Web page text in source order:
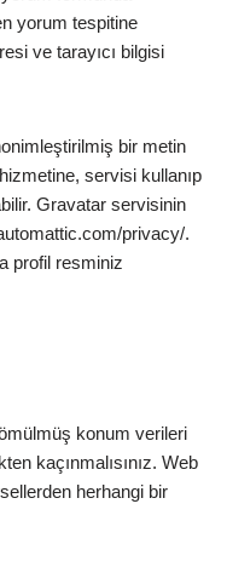
yorum tespitine
ve tarayıcı bilgisi
bir metin
servisi kullanıp
Gravatar servisinin
privacy/.
profil resminiz
konum verileri
kaçınmalısınız. Web
herhangi bir